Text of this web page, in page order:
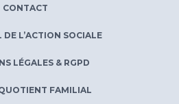
CONTACT
DE L’ACTION SOCIALE
LÉGALES & RGPD
FAMILIAL